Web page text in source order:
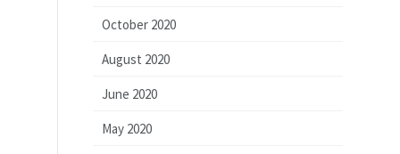
October 2020
August 2020
June 2020
May 2020